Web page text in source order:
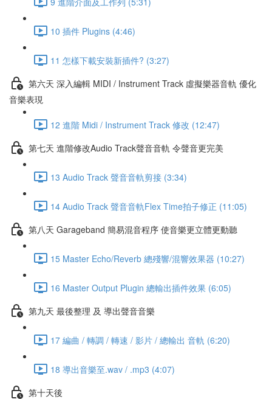
10 插件 Plugins (4:46)
11 怎樣下載安裝新插件? (3:27)
第六天 深入編輯 MIDI / Instrument Track 虛擬樂器音軌 優化
音樂表現
12 進階 Midi / Instrument Track 修改 (12:47)
第七天 進階修改Audio Track聲音音軌 令聲音更完美
13 Audio Track 聲音音軌剪接 (3:34)
14 Audio Track 聲音音軌Flex Time拍子修正 (11:05)
第八天 Garageband 簡易混音程序 使音樂更立體更動聽
15 Master Echo/Reverb 總殘響/混響效果器 (10:27)
16 Master Output Plugin 總輸出插件效果 (6:05)
第九天 最後整理 及 導出聲音音樂
17 編曲 / 轉調 / 轉速 / 影片 / 總輸出 音軌 (6:20)
18 導出音樂至.wav / .mp3 (4:07)
第十天後